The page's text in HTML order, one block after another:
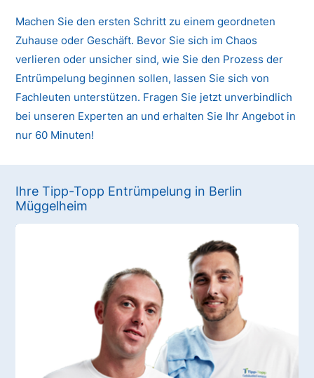
Machen Sie den ersten Schritt zu einem geordneten
Zuhause oder Geschäft. Bevor Sie sich im Chaos
verlieren oder unsicher sind, wie Sie den Prozess der
Entrümpelung beginnen sollen, lassen Sie sich von
Fachleuten unterstützen. Fragen Sie jetzt unverbindlich
bei unseren Experten an und erhalten Sie Ihr Angebot in
nur 60 Minuten!
Ihre Tipp-Topp Entrümpelung in Berlin
Müggelheim